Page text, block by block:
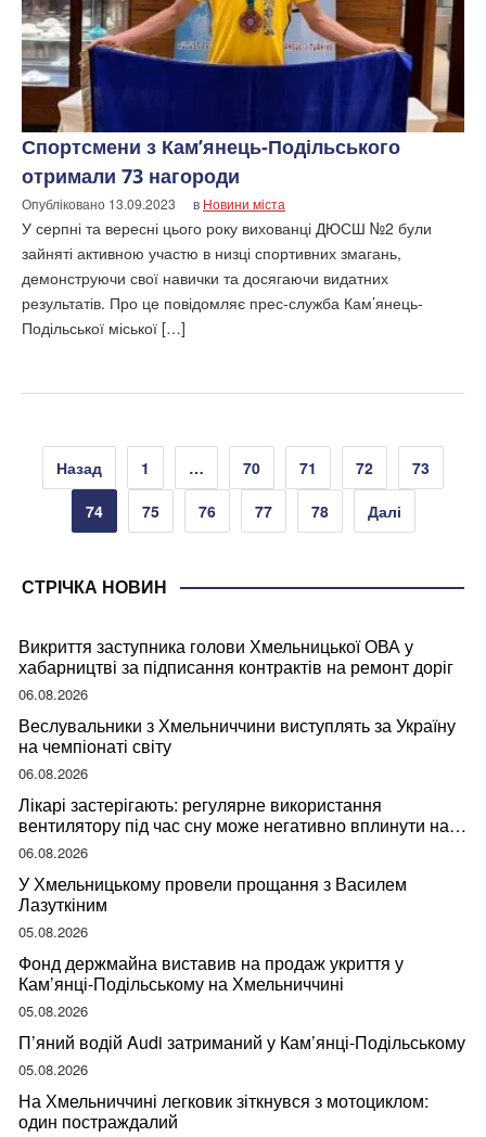
Спортсмени з Кам’янець-Подільського
отримали 73 нагороди
Опубліковано 13.09.2023 в Новини міста
У серпні та вересні цього року вихованці ДЮСШ №2 були
зайняті активною участю в низці спортивних змагань,
демонструючи свої навички та досягаючи видатних
результатів. Про це повідомляє прес-служба Кам’янець-
Подільської міської […]
Пагінація
записів
Назад 1 … 70 71 72
73
74
75 76 77 78 Далі
СТРІЧКА НОВИН
Викриття заступника голови Хмельницької ОВА у
хабарництві за підписання контрактів на ремонт доріг
06.08.2026
Веслувальники з Хмельниччини виступлять за Україну
на чемпіонаті світу
06.08.2026
Лікарі застерігають: регулярне використання
вентилятору під час сну може негативно вплинути на
ваше здоров’я
06.08.2026
У Хмельницькому провели прощання з Василем
Лазуткіним
05.08.2026
Фонд держмайна виставив на продаж укриття у
Кам’янці-Подільському на Хмельниччині
05.08.2026
П’яний водій Audi затриманий у Кам’янці-Подільському
05.08.2026
На Хмельниччині легковик зіткнувся з мотоциклом:
один постраждалий